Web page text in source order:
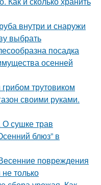
внутри и снаружи
выбрать
посадка
осенней
трутовиком
своими руками.
О сушке трав
блюз” в
повреждения
только